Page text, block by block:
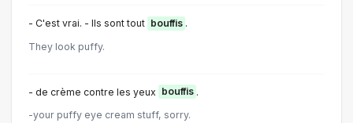
- C'est vrai. - Ils sont tout bouffis .
They look puffy.
- de crème contre les yeux bouffis .
-your puffy eye cream stuff, sorry.